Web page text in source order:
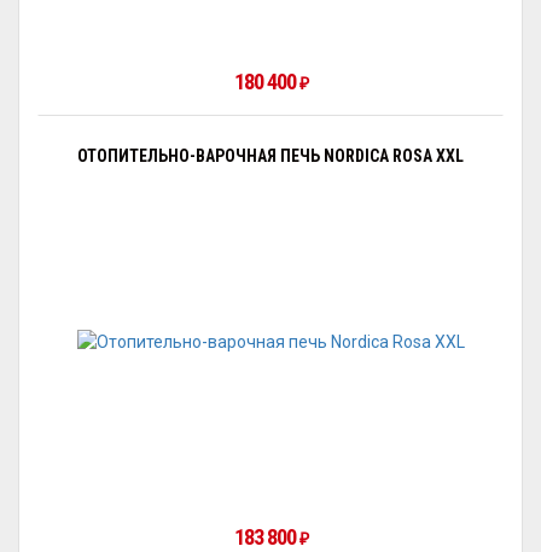
180 400₽
ОТОПИТЕЛЬНО-ВАРОЧНАЯ ПЕЧЬ NORDICA ROSA XXL
183 800₽